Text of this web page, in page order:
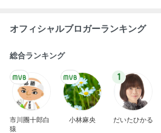
オフィシャルブロガーランキング
総合ランキング
市川團十郎白
猿
小林麻央
1
だいたひかる